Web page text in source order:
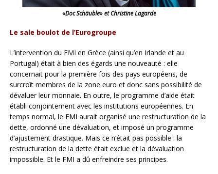
«Doc Schäuble» et Christine Lagarde
Le sale boulot de l’Eurogroupe
L’intervention du FMI en Grèce (ainsi qu’en Irlande et au
Portugal) était à bien des égards une nouveauté : elle
concernait pour la première fois des pays européens, de
surcroît membres de la zone euro et donc sans possibilité de
dévaluer leur monnaie. En outre, le programme d’aide était
établi conjointement avec les institutions européennes. En
temps normal, le FMI aurait organisé une restructuration de la
dette, ordonné une dévaluation, et imposé un programme
d’ajustement drastique. Mais ce n’était pas possible : la
restructuration de la dette était exclue et la dévaluation
impossible. Et le FMI a dû enfreindre ses principes.